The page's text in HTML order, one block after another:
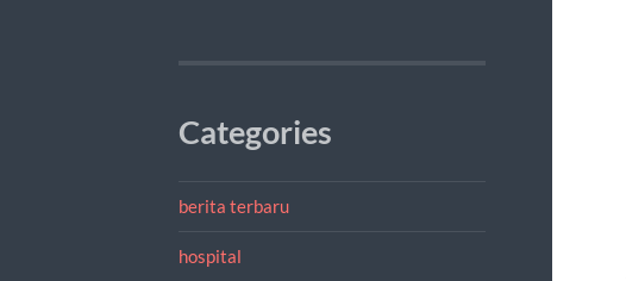
Categories
berita terbaru
hospital